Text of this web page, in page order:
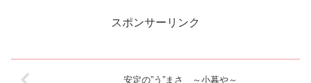
駅南口から千葉、津田沼方面へ
りが見えてきます。そこがお目
当ての「うなぎ屋...
スポンサーリンク
安定の”う”まさ ～小暮や～